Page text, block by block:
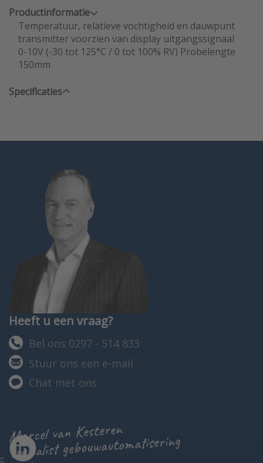
Productinformatie
Temperatuur, relatieve vochtigheid en dauwpunt
transmitter voorzien van display uitgangssignaal
0-10V (-30 tot 125°C / 0 tot 100% RV) Probelengte
150mm
Specificaties
Heeft u een vraag?
Bel ons 0297 - 514 833
Stuur ons een e-mail
Chat met ons
Marcel van Kesteren
specialist gebouwautomatisering